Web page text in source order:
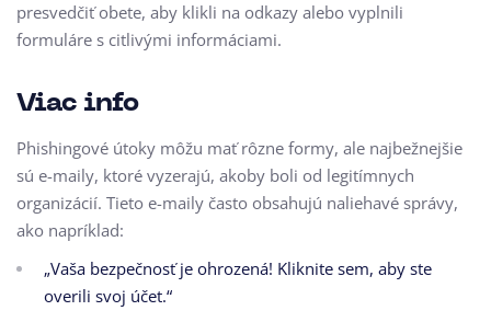
presvedčiť obete, aby klikli na odkazy alebo vyplnili
formuláre s citlivými informáciami.
Viac info
Phishingové útoky môžu mať rôzne formy, ale najbežnejšie
sú e-maily, ktoré vyzerajú, akoby boli od legitímnych
organizácií. Tieto e-maily často obsahujú naliehavé správy,
ako napríklad:
„Vaša bezpečnosť je ohrozená! Kliknite sem, aby ste
overili svoj účet.“